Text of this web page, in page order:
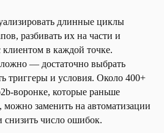
длинные циклы
разбивать их на части и
клиентом в каждой точке.
— достаточно выбрать
триггеры и условия. Около 400+
воронке, которые раньше
заменить на автоматизации
число ошибок.